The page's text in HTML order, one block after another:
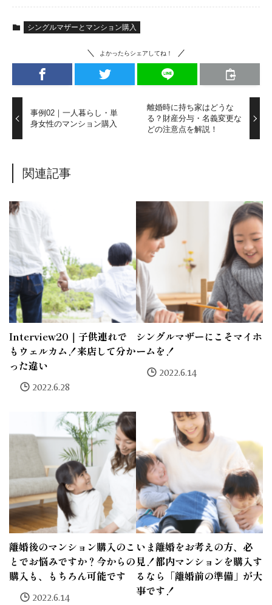
シングルマザーとマンション購入
よかったらシェアしてね！
事例02｜一人暮らし・単
身女性のマンション購入
離婚時に持ち家はどうな
る？財産分与・名義変更な
どの注意点を解説！
関連記事
Interview20｜子供連れで
もウェルカム！来店して分か
った違い
2022.6.28
シングルマザーにこそマイホ
ームを！
2022.6.14
離婚後のマンション購入のこ
とでお悩みですか？今からの
購入も、もちろん可能です
2022.6.14
いま離婚をお考えの方、必
見！都内マンションを購入す
るなら「離婚前の準備」が大
事です！